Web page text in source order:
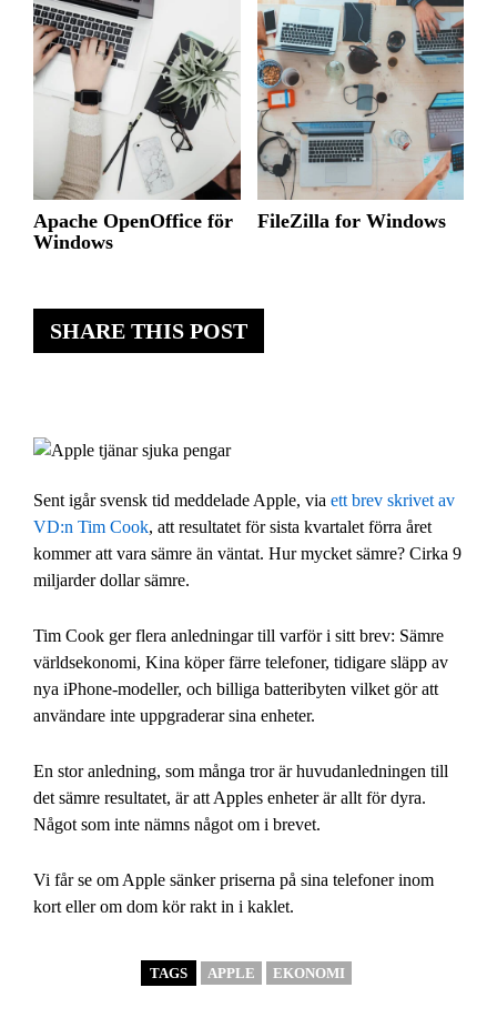
SHARE THIS POST
Sent igår svensk tid meddelade Apple, via ett brev skrivet av
VD:n Tim Cook, att resultatet för sista kvartalet förra året
kommer att vara sämre än väntat. Hur mycket sämre? Cirka 9
miljarder dollar sämre.
Tim Cook ger flera anledningar till varför i sitt brev: Sämre
världsekonomi, Kina köper färre telefoner, tidigare släpp av
nya iPhone-modeller, och billiga batteribyten vilket gör att
användare inte uppgraderar sina enheter.
En stor anledning, som många tror är huvudanledningen till
det sämre resultatet, är att Apples enheter är allt för dyra.
Något som inte nämns något om i brevet.
Vi får se om Apple sänker priserna på sina telefoner inom
kort eller om dom kör rakt in i kaklet.
TAGS APPLE EKONOMI
Apache OpenOffice för
Windows
FileZilla for Windows